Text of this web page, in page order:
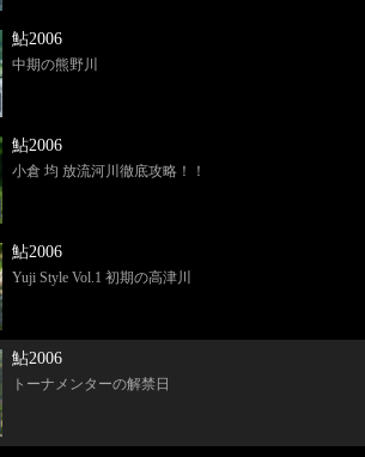
鮎2006
中期の熊野川
鮎2006
小倉 均 放流河川徹底攻略！！
鮎2006
Yuji Style Vol.1 初期の高津川
鮎2006
トーナメンターの解禁日